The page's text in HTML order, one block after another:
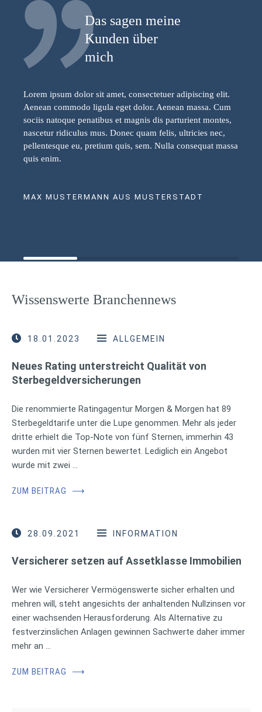
Das sagen meine
Kunden über
mich
Lorem ipsum dolor sit amet, consectetuer adipiscing elit.
Aenean commodo ligula eget dolor. Aenean massa. Cum
sociis natoque penatibus et magnis dis parturient montes,
nascetur ridiculus mus. Donec quam felis, ultricies nec,
pellentesque eu, pretium quis, sem. Nulla consequat massa
quis enim.
MAX MUSTERMANN AUS MUSTERSTADT
Wissenswerte Branchennews
18.01.2023 ALLGEMEIN
Neues Rating unterstreicht Qualität von
Sterbegeldversicherungen
Die renommierte Ratingagentur Morgen & Morgen hat 89
Sterbegeldtarife unter die Lupe genommen. Mehr als jeder
dritte erhielt die Top-Note von fünf Sternen, immerhin 43
wurden mit vier Sternen bewertet. Lediglich ein Angebot
wurde mit zwei …
ZUM BEITRAG ⟶
28.09.2021 INFORMATION
Versicherer setzen auf Assetklasse Immobilien
Wer wie Versicherer Vermögenswerte sicher erhalten und
mehren will, steht angesichts der anhaltenden Nullzinsen vor
einer wachsenden Herausforderung. Als Alternative zu
festverzinslichen Anlagen gewinnen Sachwerte daher immer
mehr an …
ZUM BEITRAG ⟶